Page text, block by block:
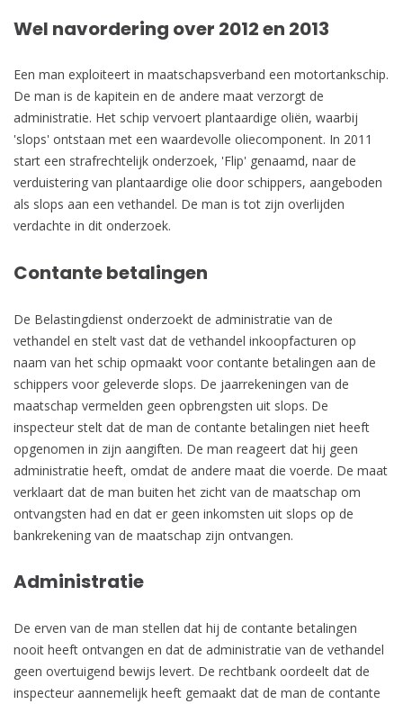
Wel navordering over 2012 en 2013
Een man exploiteert in maatschapsverband een motortankschip.
De man is de kapitein en de andere maat verzorgt de
administratie. Het schip vervoert plantaardige oliën, waarbij
'slops' ontstaan met een waardevolle oliecomponent. In 2011
start een strafrechtelijk onderzoek, 'Flip' genaamd, naar de
verduistering van plantaardige olie door schippers, aangeboden
als slops aan een vethandel. De man is tot zijn overlijden
verdachte in dit onderzoek.
Contante betalingen
De Belastingdienst onderzoekt de administratie van de
vethandel en stelt vast dat de vethandel inkoopfacturen op
naam van het schip opmaakt voor contante betalingen aan de
schippers voor geleverde slops. De jaarrekeningen van de
maatschap vermelden geen opbrengsten uit slops. De
inspecteur stelt dat de man de contante betalingen niet heeft
opgenomen in zijn aangiften. De man reageert dat hij geen
administratie heeft, omdat de andere maat die voerde. De maat
verklaart dat de man buiten het zicht van de maatschap om
ontvangsten had en dat er geen inkomsten uit slops op de
bankrekening van de maatschap zijn ontvangen.
Administratie
De erven van de man stellen dat hij de contante betalingen
nooit heeft ontvangen en dat de administratie van de vethandel
geen overtuigend bewijs levert. De rechtbank oordeelt dat de
inspecteur aannemelijk heeft gemaakt dat de man de contante